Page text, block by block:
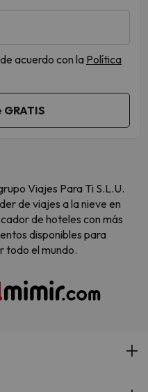
acuerdo con la Política
Viajes Para Ti S.L.U.
de viajes a la nieve en
de hoteles con más
disponibles para
todo el mundo.